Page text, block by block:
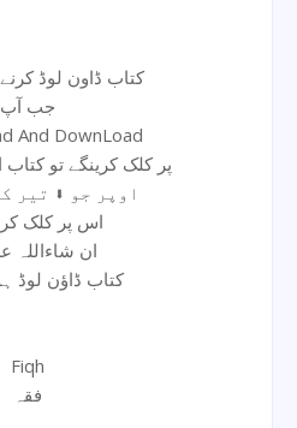
🔍کتاب ڈاون لوڈ
جب آپ
And DownLoad
پر کلک کرینگے تو
اوپر جو ⬇ تیر
اس پر کلک
ان شاءاللہ
کتاب ڈاؤن لوڈ
Fiqh
فقہ